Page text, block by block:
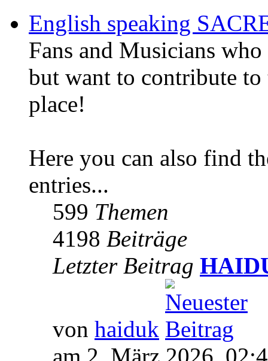
English speaking
Fans and Musicians
but want to contribute to
place!
Here you can also find
entries...
599 Themen
4198 Beiträge
Letzter Beitrag
von haiduk
am 2. März 2026,